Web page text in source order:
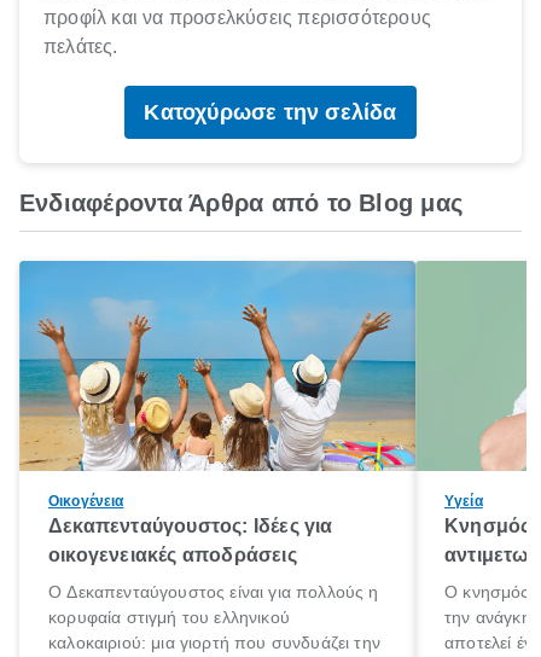
προφίλ και να προσελκύσεις περισσότερους
πελάτες.
Κατοχύρωσε την σελίδα
Ενδιαφέροντα Άρθρα από το Blog μας
Οικογένεια
Δεκαπενταύγουστος: Ιδέες για
οικογενειακές αποδράσεις
Ο Δεκαπενταύγουστος είναι για πολλούς η
κορυφαία στιγμή του ελληνικού
καλοκαιριού: μια γιορτή που συνδυάζει την
Υγεία
Κνησμός:
Ο κνησμός
την ανάγκη
αποτελεί